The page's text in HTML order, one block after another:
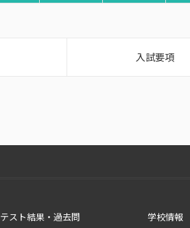
入試要項
テスト結果・過去問 学校情報